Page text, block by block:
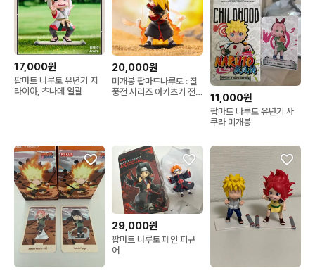
17,000원
팝마트 나루토 유년기 지
라이야, 츠나데 일괄
20,000원
미개봉 팝마트나루토 : 질
풍전 시리즈 아카츠키 전
11,000원
팝마트 나루토 유년기 사
쿠라 미개봉
29,000원
팝마트 나루토 페인 피규
어